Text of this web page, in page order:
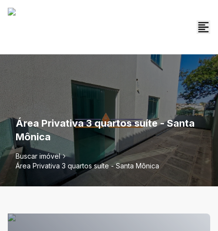
Área Privativa 3 quartos suíte - Santa
Mônica
Buscar imóvel
Área Privativa 3 quartos suíte - Santa Mônica